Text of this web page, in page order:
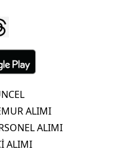
ALIMI
ALIMI
ALIMI